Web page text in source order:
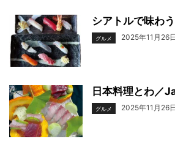
シアトルで味わ
グルメ 2025年11月26日
日本料理とわ／
グルメ 2025年11月26日